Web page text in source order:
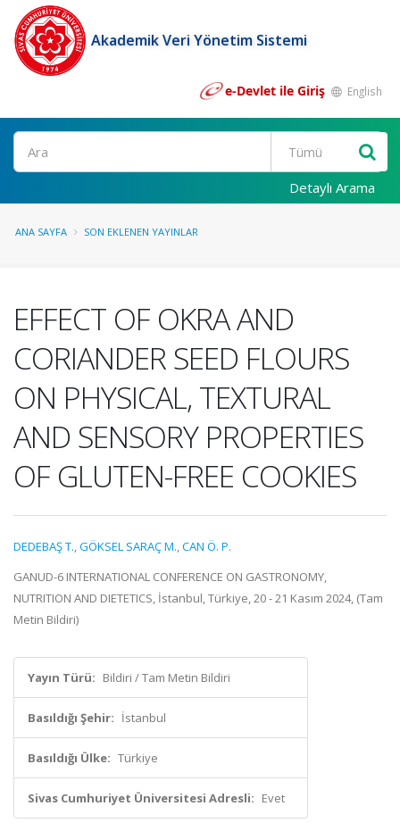
Akademik Veri Yönetim Sistemi
e-Devlet ile Giriş English
Ara
Detaylı Arama
ANA SAYFA SON EKLENEN YAYINLAR
EFFECT OF OKRA AND
CORIANDER SEED FLOURS
ON PHYSICAL, TEXTURAL
AND SENSORY PROPERTIES
OF GLUTEN-FREE COOKIES
DEDEBAŞ T.,GÖKSEL SARAÇ M.,CAN Ö. P.
GANUD-6 INTERNATIONAL CONFERENCE ON GASTRONOMY,
NUTRITION AND DIETETICS, İstanbul, Türkiye, 20 - 21 Kasım 2024, (Tam
Metin Bildiri)
Yayın Türü: Bildiri / Tam Metin Bildiri
Basıldığı Şehir: İstanbul
Basıldığı Ülke: Türkiye
Sivas Cumhuriyet Üniversitesi Adresli: Evet